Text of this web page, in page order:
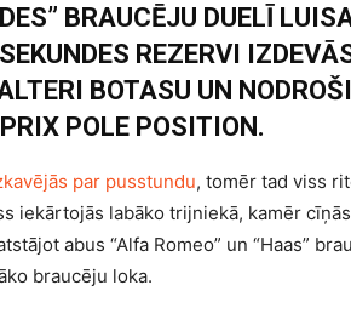
BRAUCĒJU DUELĪ
REZERVI
BOTASU UN
POLE POSITION.
par pusstundu, tomēr tad viss
iekārtojās labāko trijniekā, kamēr
abus “Alfa Romeo” un “Haas”
braucēju loka.